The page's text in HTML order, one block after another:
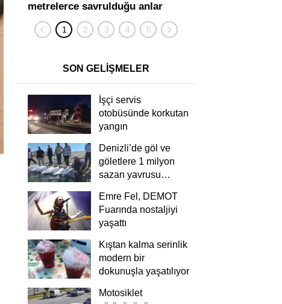
metrelerce savrulduğu anlar
güvenlik kamerasında
SON GELİŞMELER
İşçi servis
otobüsünde korkutan
yangın
Denizli’de göl ve
göletlere 1 milyon
sazan yavrusu
Emre Fel, DEMOT
Fuarında nostaljiyi
yaşattı
Kıştan kalma serinlik
modern bir
dokunuşla yaşatılıyor
Motosiklet